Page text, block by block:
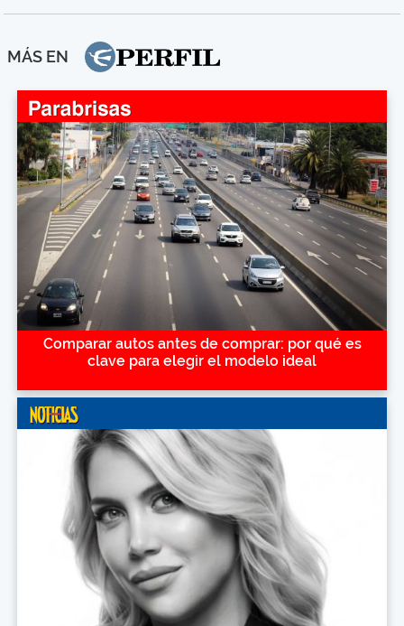
MÁS EN
Comparar autos antes de comprar: por qué es
clave para elegir el modelo ideal